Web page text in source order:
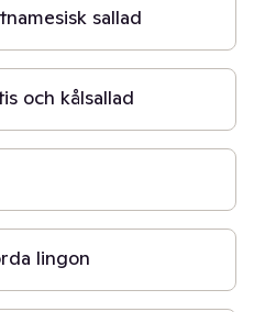
sallad
och kålsallad
lingon